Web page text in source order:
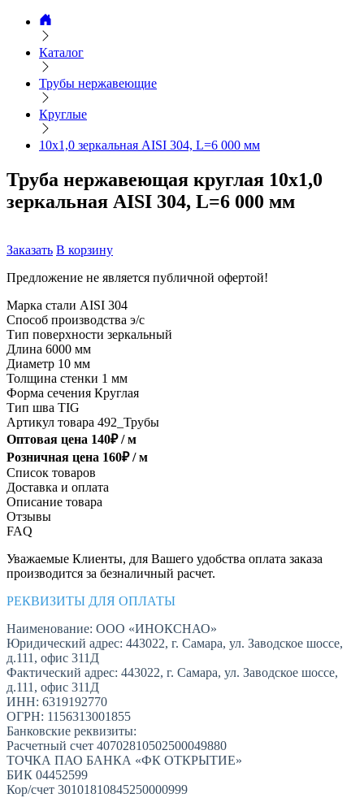
Каталог
Трубы нержавеющие
Круглые
10х1,0 зеркальная AISI 304, L=6 000 мм
Труба нержавеющая круглая 10х1,0
зеркальная AISI 304, L=6 000 мм
Заказать В корзину
Предложение не является публичной офертой!
Марка стали AISI 304
Способ производства э/с
Тип поверхности зеркальный
Длина 6000 мм
Диаметр 10 мм
Толщина стенки 1 мм
Форма сечения Круглая
Тип шва TIG
Артикул товара 492_Трубы
Оптовая цена 140₽ /м
Розничная цена 160₽ /м
Список товаров
Доставка и оплата
Описание товара
Отзывы
FAQ
Уважаемые Клиенты, для Вашего удобства оплата заказа
производится за безналичный расчет.
РЕКВИЗИТЫ ДЛЯ ОПЛАТЫ
Наименование: ООО «ИНОКСНАО»
Юридический адрес: 443022, г. Самара, ул. Заводское шоссе,
д.111, офис 311Д
Фактический адрес: 443022, г. Самара, ул. Заводское шоссе,
д.111, офис 311Д
ИНН: 6319192770
ОГРН: 1156313001855
Банковские реквизиты:
Расчетный счет 40702810502500049880
ТОЧКА ПАО БАНКА «ФК ОТКРЫТИЕ»
БИК 04452599
Кор/счет 30101810845250000999